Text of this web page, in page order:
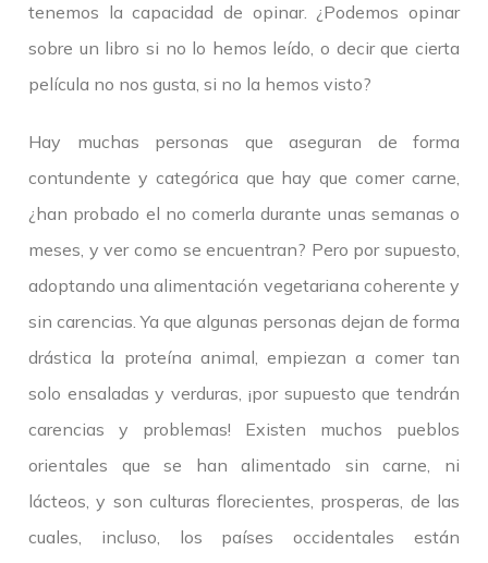
tenemos la capacidad de opinar. ¿Podemos opinar
sobre un libro si no lo hemos leído, o decir que cierta
película no nos gusta, si no la hemos visto?
Hay muchas personas que aseguran de forma
contundente y categórica que hay que comer carne,
¿han probado el no comerla durante unas semanas o
meses, y ver como se encuentran? Pero por supuesto,
adoptando una alimentación vegetariana coherente y
sin carencias. Ya que algunas personas dejan de forma
drástica la proteína animal, empiezan a comer tan
solo ensaladas y verduras, ¡por supuesto que tendrán
carencias y problemas! Existen muchos pueblos
orientales que se han alimentado sin carne, ni
lácteos, y son culturas florecientes, prosperas, de las
cuales, incluso, los países occidentales están